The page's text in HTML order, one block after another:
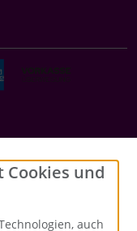
Cookies und
auch